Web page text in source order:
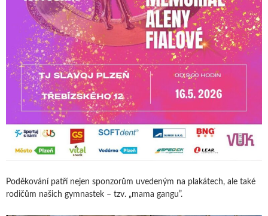
Poděkování patří nejen sponzorům uvedeným na plakátech, ale také
rodičům našich gymnastek – tzv. „mama gangu”.